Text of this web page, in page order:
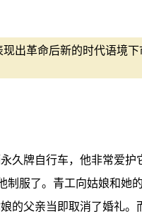
出革命后新的时代语境
牌自行车，他非常爱
服了。青工向姑娘和
父亲当即取消了婚礼。